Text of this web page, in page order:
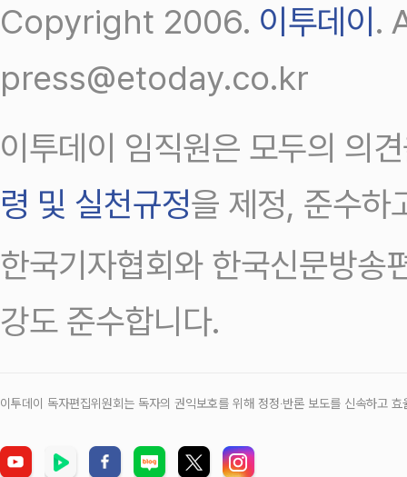
Copyright 2006. 이투데이.
press@etoday.co.kr
이투데이 임직원은 모두의 의
령 및 실천규정을 제정, 준수하
한국기자협회와 한국신문방송
강도 준수합니다.
이투데이 독자편집위원회는 독자의 권익보호를 위해 정정‧반론 보도를 신속하고